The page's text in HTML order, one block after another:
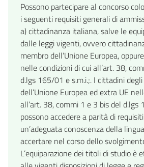
Possono partecipare al concorso
i seguenti requisiti generali di
a) cittadinanza italiana, salve le
dalle leggi vigenti, ovvero
membro dell’Unione Europea,
nelle condizioni di cui all’art. 38,
d.lgs 165/01 e s.m.i.;. I cittadini
dell’Unione Europea ed extra UE
all’art. 38, commi 1 e 3 bis del d.lgs
possono accedere a parità di
un’adeguata conoscenza della
accertare nel corso dello
L’equiparazione dei titoli di studio è